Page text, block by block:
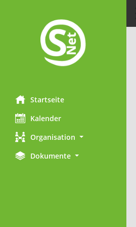
Startseite
Kalender
Organisation
Dokumente